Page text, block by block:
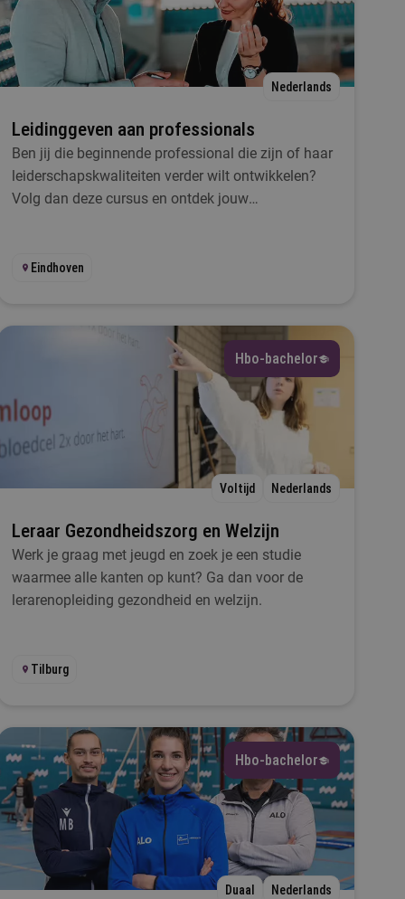
Nederlands
Leidinggeven aan professionals
Ben jij die beginnende professional die zijn of haar
leiderschapskwaliteiten verder wilt ontwikkelen?
Volg dan deze cursus en ontdek jouw
Eindhoven
Hbo-bachelor
Voltijd Nederlands
Leraar Gezondheidszorg en Welzijn
Werk je graag met jeugd en zoek je een studie
waarmee alle kanten op kunt? Ga dan voor de
lerarenopleiding gezondheid en welzijn.
Tilburg
Hbo-bachelor
Duaal Nederlands